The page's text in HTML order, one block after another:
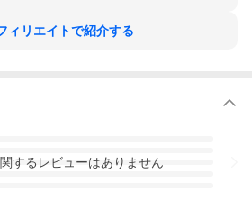
海鮮おこのみ（特撰） 1枚（約
さ（国産）
ィリエイトで紹介する
するレビューはありません